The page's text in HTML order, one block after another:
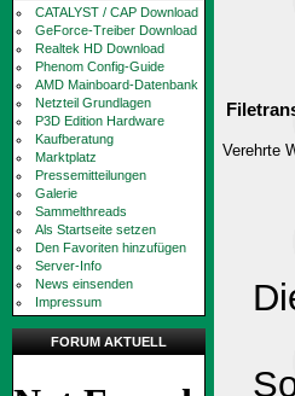
CATALYST / CAP Download
GeForce-Treiber Download
Realtek HD Download
Phenom Config-Guide
AMD Mainboard-Datenbank
Netzteil Grundlagen
P3D Edition Hardware
Kaufberatung
Marktplatz
Pressemitteilungen
Galerie
Sammelthreads
Als Startseite setzen
Den Favoriten hinzufügen
Server-Info
News einsenden
Impressum
FORUM AKTUELL
Verehrte